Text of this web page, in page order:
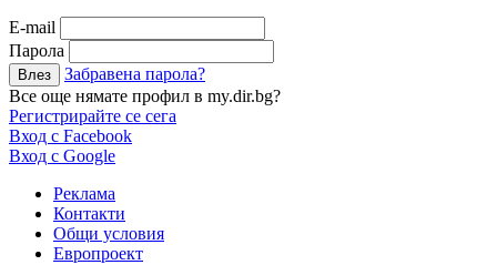
Е-mail
Парола
Забравена парола?
Все още нямате профил в my.dir.bg?
Регистрирайте се сега
Вход с Facebook
Вход с Google
Реклама
Контакти
Общи условия
Европроект